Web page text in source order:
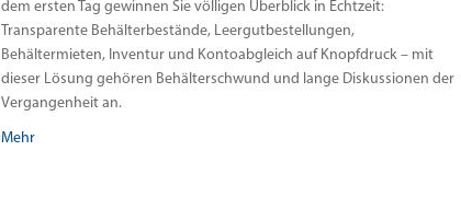
dem ersten Tag gewinnen Sie völligen Überblick in Echtzeit:
Transparente Behälterbestände, Leergutbestellungen,
Behältermieten, Inventur und Kontoabgleich auf Knopfdruck – mit
dieser Lösung gehören Behälterschwund und lange Diskussionen der
Vergangenheit an.
Mehr